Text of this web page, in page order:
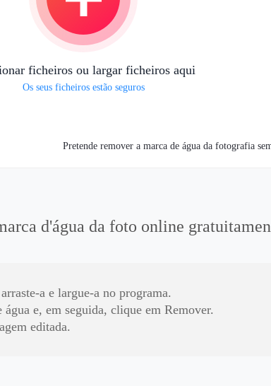
ficheiros ou largar ficheiros aqui
Os seus ficheiros estão seguros
Pretende remover a marca de água da fotografia
d'água da foto online
a e largue-a no programa.
e, em seguida, clique em Remover.
editada.